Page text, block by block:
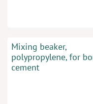
Mixing beaker,
polypropylene, for
cement